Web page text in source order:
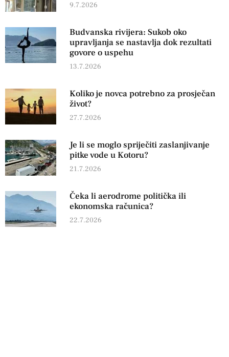
9.7.2026
Budvanska rivijera: Sukob oko
upravljanja se nastavlja dok rezultati
govore o uspehu
13.7.2026
Koliko je novca potrebno za prosječan
život?
27.7.2026
Je li se moglo spriječiti zaslanjivanje
pitke vode u Kotoru?
21.7.2026
Čeka li aerodrome politička ili
ekonomska računica?
22.7.2026